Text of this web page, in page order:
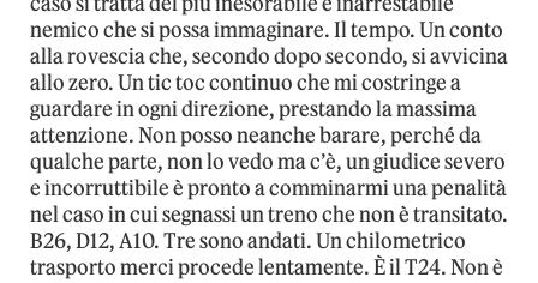
nemico che si possa immaginare. Il tempo. Un conto
alla rovescia che, secondo dopo secondo, si avvicina
allo zero. Un tic toc continuo che mi costringe a
guardare in ogni direzione, prestando la massima
attenzione. Non posso neanche barare, perché da
qualche parte, non lo vedo ma c’è, un giudice severo
e incorruttibile è pronto a comminarmi una penalità
nel caso in cui segnassi un treno che non è transitato.
B26, D12, A10. Tre sono andati. Un chilometrico
trasporto merci procede lentamente. È il T24. Non è